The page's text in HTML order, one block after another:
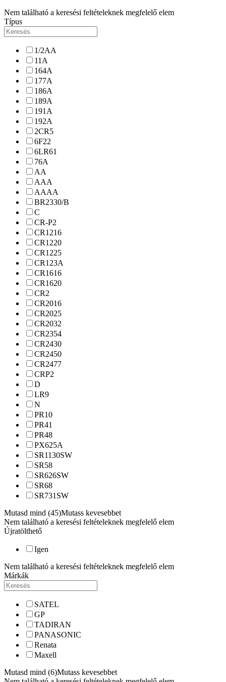
Nem található a keresési feltételeknek megfelelő elem
Típus
1/2AA
11A
164A
177A
186A
189A
191A
192A
2CR5
6F22
6LR61
76A
AA
AAA
AAAA
BR2330/B
C
CR-P2
CR1216
CR1220
CR1225
CR123A
CR1616
CR1620
CR2
CR2016
CR2025
CR2032
CR2354
CR2430
CR2450
CR2477
CRP2
D
LR9
N
PR10
PR41
PR48
PX625A
SR1130SW
SR58
SR626SW
SR68
SR731SW
Mutasd mind (45)Mutass kevesebbet
Nem található a keresési feltételeknek megfelelő elem
Újratölthető
Igen
Nem található a keresési feltételeknek megfelelő elem
Márkák
SATEL
GP
TADIRAN
PANASONIC
Renata
Maxell
Mutasd mind (6)Mutass kevesebbet